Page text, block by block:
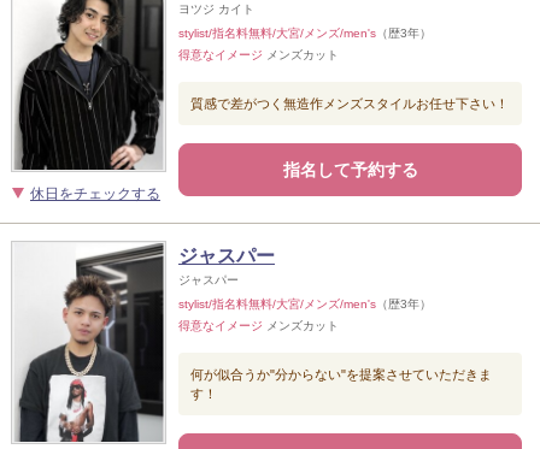
休日をチェックする
ヨツジ カイト
stylist/指名料無料/大宮/メンズ/men's （歴3年）
得意なイメージ メンズカット
質感で差がつく無造作メンズスタイルお任せ下さい！
指名して予約する
ジャスパー
ジャスパー
stylist/指名料無料/大宮/メンズ/men's （歴3年）
得意なイメージ メンズカット
何が似合うか"分からない"を提案させていただきま
す！